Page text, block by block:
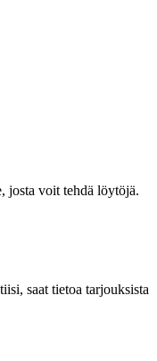
josta voit tehdä löytöjä.
saat tietoa tarjouksista